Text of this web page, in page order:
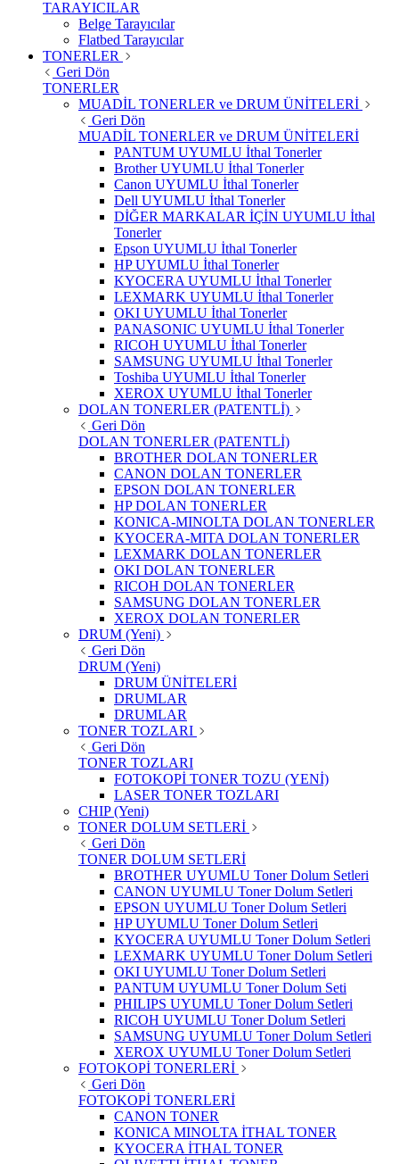
TARAYICILAR
Belge Tarayıcılar
Flatbed Tarayıcılar
TONERLER
Geri Dön
TONERLER
MUADİL TONERLER ve DRUM ÜNİTELERİ
Geri Dön
MUADİL TONERLER ve DRUM ÜNİTELERİ
PANTUM UYUMLU İthal Tonerler
Brother UYUMLU İthal Tonerler
Canon UYUMLU İthal Tonerler
Dell UYUMLU İthal Tonerler
DİĞER MARKALAR İÇİN UYUMLU İthal
Tonerler
Epson UYUMLU İthal Tonerler
HP UYUMLU İthal Tonerler
KYOCERA UYUMLU İthal Tonerler
LEXMARK UYUMLU İthal Tonerler
OKI UYUMLU İthal Tonerler
PANASONIC UYUMLU İthal Tonerler
RICOH UYUMLU İthal Tonerler
SAMSUNG UYUMLU İthal Tonerler
Toshiba UYUMLU İthal Tonerler
XEROX UYUMLU İthal Tonerler
DOLAN TONERLER (PATENTLİ)
Geri Dön
DOLAN TONERLER (PATENTLİ)
BROTHER DOLAN TONERLER
CANON DOLAN TONERLER
EPSON DOLAN TONERLER
HP DOLAN TONERLER
KONICA-MINOLTA DOLAN TONERLER
KYOCERA-MITA DOLAN TONERLER
LEXMARK DOLAN TONERLER
OKI DOLAN TONERLER
RICOH DOLAN TONERLER
SAMSUNG DOLAN TONERLER
XEROX DOLAN TONERLER
DRUM (Yeni)
Geri Dön
DRUM (Yeni)
DRUM ÜNİTELERİ
DRUMLAR
DRUMLAR
TONER TOZLARI
Geri Dön
TONER TOZLARI
FOTOKOPİ TONER TOZU (YENİ)
LASER TONER TOZLARI
CHIP (Yeni)
TONER DOLUM SETLERİ
Geri Dön
TONER DOLUM SETLERİ
BROTHER UYUMLU Toner Dolum Setleri
CANON UYUMLU Toner Dolum Setleri
EPSON UYUMLU Toner Dolum Setleri
HP UYUMLU Toner Dolum Setleri
KYOCERA UYUMLU Toner Dolum Setleri
LEXMARK UYUMLU Toner Dolum Setleri
OKI UYUMLU Toner Dolum Setleri
PANTUM UYUMLU Toner Dolum Seti
PHILIPS UYUMLU Toner Dolum Setleri
RICOH UYUMLU Toner Dolum Setleri
SAMSUNG UYUMLU Toner Dolum Setleri
XEROX UYUMLU Toner Dolum Setleri
FOTOKOPİ TONERLERİ
Geri Dön
FOTOKOPİ TONERLERİ
CANON TONER
KONICA MINOLTA İTHAL TONER
KYOCERA İTHAL TONER